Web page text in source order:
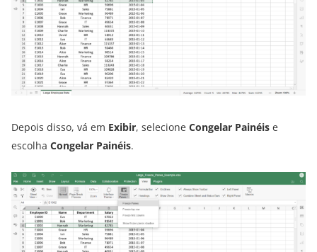
Depois disso, vá em Exibir, selecione Congelar Painéis e
escolha Congelar Painéis.